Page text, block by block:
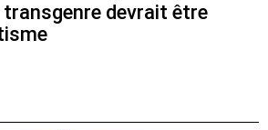
devrait être